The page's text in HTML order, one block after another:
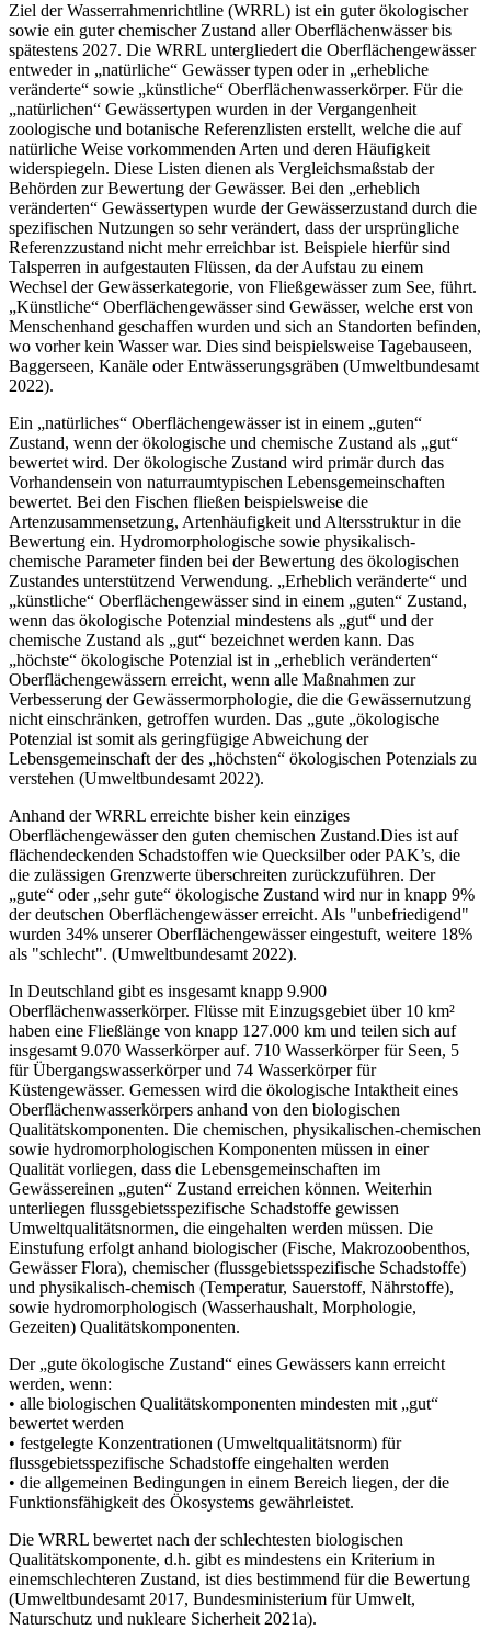
Ziel der Wasserrahmenrichtline (WRRL) ist ein guter ökologischer
sowie ein guter chemischer Zustand aller Oberflächenwässer bis
spätestens 2027. Die WRRL untergliedert die Oberflächengewässer
entweder in „natürliche“ Gewässer typen oder in „erhebliche
veränderte“ sowie „künstliche“ Oberflächenwasserkörper. Für die
„natürlichen“ Gewässertypen wurden in der Vergangenheit
zoologische und botanische Referenzlisten erstellt, welche die auf
natürliche Weise vorkommenden Arten und deren Häufigkeit
widerspiegeln. Diese Listen dienen als Vergleichsmaßstab der
Behörden zur Bewertung der Gewässer. Bei den „erheblich
veränderten“ Gewässertypen wurde der Gewässerzustand durch die
spezifischen Nutzungen so sehr verändert, dass der ursprüngliche
Referenzzustand nicht mehr erreichbar ist. Beispiele hierfür sind
Talsperren in aufgestauten Flüssen, da der Aufstau zu einem
Wechsel der Gewässerkategorie, von Fließgewässer zum See, führt.
„Künstliche“ Oberflächengewässer sind Gewässer, welche erst von
Menschenhand geschaffen wurden und sich an Standorten befinden,
wo vorher kein Wasser war. Dies sind beispielsweise Tagebauseen,
Baggerseen, Kanäle oder Entwässerungsgräben (Umweltbundesamt
2022).
Ein „natürliches“ Oberflächengewässer ist in einem „guten“
Zustand, wenn der ökologische und chemische Zustand als „gut“
bewertet wird. Der ökologische Zustand wird primär durch das
Vorhandensein von naturraumtypischen Lebensgemeinschaften
bewertet. Bei den Fischen fließen beispielsweise die
Artenzusammensetzung, Artenhäufigkeit und Altersstruktur in die
Bewertung ein. Hydromorphologische sowie physikalisch-
chemische Parameter finden bei der Bewertung des ökologischen
Zustandes unterstützend Verwendung. „Erheblich veränderte“ und
„künstliche“ Oberflächengewässer sind in einem „guten“ Zustand,
wenn das ökologische Potenzial mindestens als „gut“ und der
chemische Zustand als „gut“ bezeichnet werden kann. Das
„höchste“ ökologische Potenzial ist in „erheblich veränderten“
Oberflächengewässern erreicht, wenn alle Maßnahmen zur
Verbesserung der Gewässermorphologie, die die Gewässernutzung
nicht einschränken, getroffen wurden. Das „gute „ökologische
Potenzial ist somit als geringfügige Abweichung der
Lebensgemeinschaft der des „höchsten“ ökologischen Potenzials zu
verstehen (Umweltbundesamt 2022).
Anhand der WRRL erreichte bisher kein einziges
Oberflächengewässer den guten chemischen Zustand.Dies ist auf
flächendeckenden Schadstoffen wie Quecksilber oder PAK’s, die
die zulässigen Grenzwerte überschreiten zurückzuführen. Der
„gute“ oder „sehr gute“ ökologische Zustand wird nur in knapp 9%
der deutschen Oberflächengewässer erreicht. Als "unbefriedigend"
wurden 34% unserer Oberflächengewässer eingestuft, weitere 18%
als "schlecht". (Umweltbundesamt 2022).
In Deutschland gibt es insgesamt knapp 9.900
Oberflächenwasserkörper. Flüsse mit Einzugsgebiet über 10 km²
haben eine Fließlänge von knapp 127.000 km und teilen sich auf
insgesamt 9.070 Wasserkörper auf. 710 Wasserkörper für Seen, 5
für Übergangswasserkörper und 74 Wasserkörper für
Küstengewässer. Gemessen wird die ökologische Intaktheit eines
Oberflächenwasserkörpers anhand von den biologischen
Qualitätskomponenten. Die chemischen, physikalischen-chemischen
sowie hydromorphologischen Komponenten müssen in einer
Qualität vorliegen, dass die Lebensgemeinschaften im
Gewässereinen „guten“ Zustand erreichen können. Weiterhin
unterliegen flussgebietsspezifische Schadstoffe gewissen
Umweltqualitätsnormen, die eingehalten werden müssen. Die
Einstufung erfolgt anhand biologischer (Fische, Makrozoobenthos,
Gewässer Flora), chemischer (flussgebietsspezifische Schadstoffe)
und physikalisch-chemisch (Temperatur, Sauerstoff, Nährstoffe),
sowie hydromorphologisch (Wasserhaushalt, Morphologie,
Gezeiten) Qualitätskomponenten.
Der „gute ökologische Zustand“ eines Gewässers kann erreicht
werden, wenn:
• alle biologischen Qualitätskomponenten mindesten mit „gut“
bewertet werden
• festgelegte Konzentrationen (Umweltqualitätsnorm) für
flussgebietsspezifische Schadstoffe eingehalten werden
• die allgemeinen Bedingungen in einem Bereich liegen, der die
Funktionsfähigkeit des Ökosystems gewährleistet.
Die WRRL bewertet nach der schlechtesten biologischen
Qualitätskomponente, d.h. gibt es mindestens ein Kriterium in
einemschlechteren Zustand, ist dies bestimmend für die Bewertung
(Umweltbundesamt 2017, Bundesministerium für Umwelt,
Naturschutz und nukleare Sicherheit 2021a).